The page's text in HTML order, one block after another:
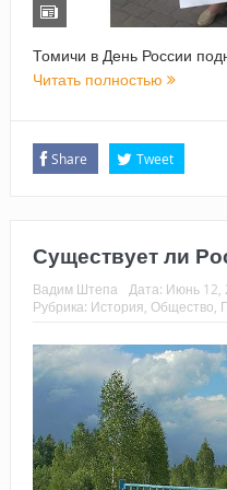
Томичи в День России
Читать полностью
Share Tweet
Существует ли
Вадим Штепа Дата: Июнь 12,
Рубрика: История, Общество,